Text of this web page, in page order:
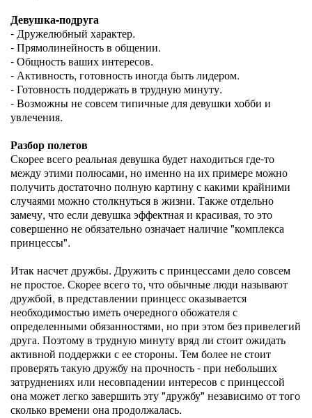
Девушка-подруга
- Дружелюбный характер.
- Прямолинейность в общении.
- Общность ваших интересов.
- Активность, готовность иногда быть лидером.
- Готовность поддержать в трудную минуту.
- Возможны не совсем типичные для девушки хобби и
увлечения.
Разбор полетов
Скорее всего реальная девушка будет находиться где-то
между этими полюсами, но именно на их примере можно
получить достаточно полную картину с какими крайними
случаями можно столкнуться в жизни. Также отдельно
замечу, что если девушка эффектная и красивая, то это
совершенно не обязательно означает наличие "комплекса
принцессы".
Итак насчет дружбы. Дружить с принцессами дело совсем
не простое. Скорее всего то, что обычные люди называют
дружбой, в представлении принцесс оказывается
необходимостью иметь очередного обожателя с
определенными обязанностями, но при этом без привелегий
друга. Поэтому в трудную минуту вряд ли стоит ожидать
активной поддержки с ее стороны. Тем более не стоит
проверять такую дружбу на прочность - при небольших
затруднениях или несовпадении интересов с принцессой
она может легко завершить эту "дружбу" независимо от того
сколько времени она продолжалась.